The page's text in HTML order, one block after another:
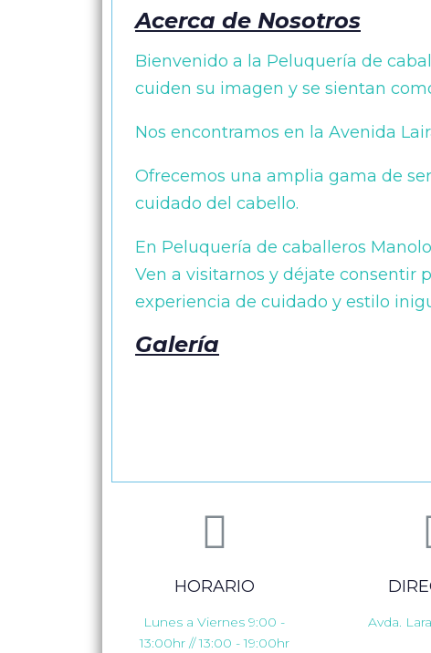
Acerca de Nosotros
Bienvenido a la Peluquería de
cuiden su imagen y se sientan
Nos encontramos en la Avenida
Ofrecemos una amplia gama de
cuidado del cabello.
En Peluquería de caballeros
Ven a visitarnos y déjate consentir
experiencia de cuidado y estilo
Galería
HORARIO
Lunes a Viernes 9:00 -
13:00hr // 13:00 - 19:00hr
Avda.